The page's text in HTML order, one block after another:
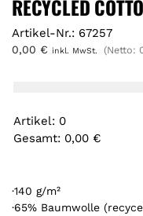
RECYCLED
Artikel-Nr.: 67257
0,00 € inkl. MwSt. (Netto:
Artikel: 0
Gesamt: 0,00 €
r
t
·140 g/m²
·65% Baumwolle